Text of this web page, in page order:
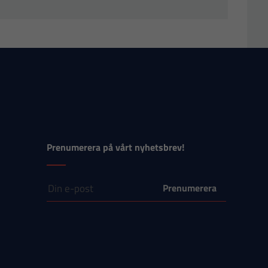
Prenumerera på vårt nyhetsbrev!
E-post